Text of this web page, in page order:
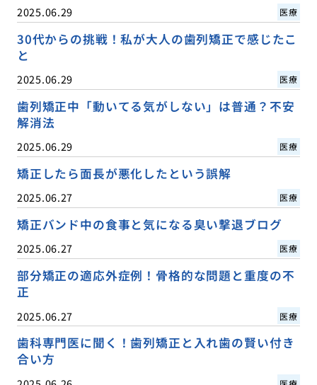
2025.06.29 医療
30代からの挑戦！私が大人の歯列矯正で感じたこ
と
2025.06.29 医療
歯列矯正中「動いてる気がしない」は普通？不安
解消法
2025.06.29 医療
矯正したら面長が悪化したという誤解
2025.06.27 医療
矯正バンド中の食事と気になる臭い撃退ブログ
2025.06.27 医療
部分矯正の適応外症例！骨格的な問題と重度の不
正
2025.06.27 医療
歯科専門医に聞く！歯列矯正と入れ歯の賢い付き
合い方